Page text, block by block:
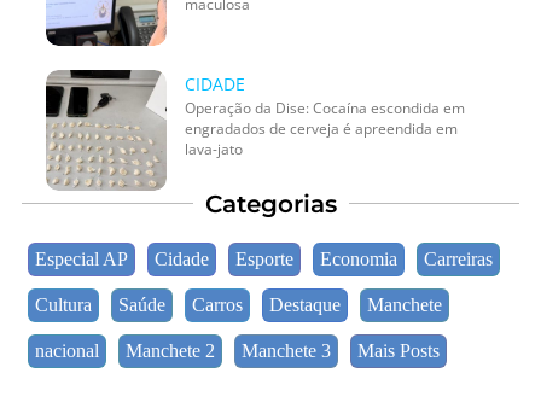
maculosa
CIDADE
Operação da Dise: Cocaína escondida em
engradados de cerveja é apreendida em
lava-jato
Categorias
Especial AP Cidade Esporte Economia Carreiras
Cultura Saúde Carros Destaque Manchete
nacional Manchete 2 Manchete 3 Mais Posts